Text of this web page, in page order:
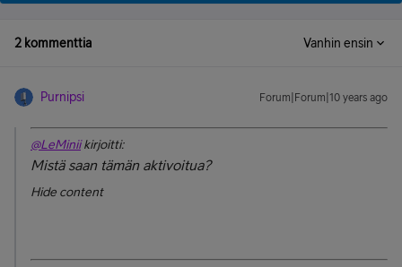
2 kommenttia Vanhin ensin
Purnipsi Forum|Forum|10 years ago
@LeMiniikirjoitti:
Mistä saan tämän aktivoitua?
Hide content